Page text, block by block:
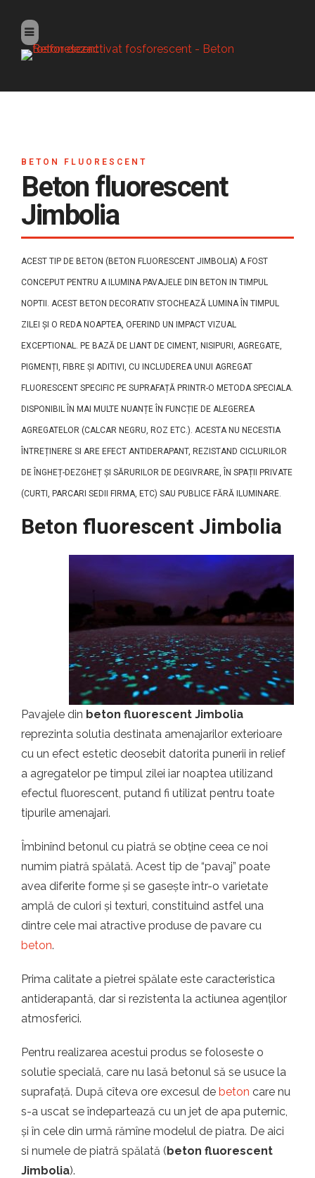
BETON FLUORESCENT
Beton fluorescent
Jimbolia
ACEST TIP DE BETON (BETON FLUORESCENT JIMBOLIA) A FOST
CONCEPUT PENTRU A ILUMINA PAVAJELE DIN BETON IN TIMPUL
NOPTII. ACEST BETON DECORATIV STOCHEAZĂ LUMINA ÎN TIMPUL
ZILEI ȘI O REDA NOAPTEA, OFERIND UN IMPACT VIZUAL
EXCEPTIONAL. PE BAZĂ DE LIANT DE CIMENT, NISIPURI, AGREGATE,
PIGMENȚI, FIBRE ȘI ADITIVI, CU INCLUDEREA UNUI AGREGAT
FLUORESCENT SPECIFIC PE SUPRAFAȚĂ PRINTR-O METODA SPECIALA.
DISPONIBIL ÎN MAI MULTE NUANȚE ÎN FUNCȚIE DE ALEGEREA
AGREGATELOR (CALCAR NEGRU, ROZ ETC.). ACESTA NU NECESTIA
ÎNTREȚINERE SI ARE EFECT ANTIDERAPANT, REZISTAND CICLURILOR
DE ÎNGHEȚ-DEZGHEȚ ȘI SĂRURILOR DE DEGIVRARE, ÎN SPAȚII PRIVATE
(CURTI, PARCARI SEDII FIRMA, ETC) SAU PUBLICE FĂRĂ ILUMINARE.
Beton fluorescent Jimbolia
Pavajele din beton fluorescent Jimbolia
reprezinta solutia destinata amenajarilor exterioare
cu un efect estetic deosebit datorita punerii in relief
a agregatelor pe timpul zilei iar noaptea utilizand
efectul fluorescent, putand fi utilizat pentru toate
tipurile amenajari.
Îmbinînd betonul cu piatră se obține ceea ce noi
numim piatră spălată. Acest tip de “pavaj” poate
avea diferite forme și se gasește într-o varietate
amplă de culori și texturi, constituind astfel una
dintre cele mai atractive produse de pavare cu
beton.
Prima calitate a pietrei spălate este caracteristica
antiderapantă, dar si rezistenta la actiunea agenților
atmosferici.
Pentru realizarea acestui produs se foloseste o
solutie specială, care nu lasă betonul să se usuce la
suprafață. După cîteva ore excesul de beton care nu
s-a uscat se îndepartează cu un jet de apa puternic,
și în cele din urmă rămîne modelul de piatra. De aici
si numele de piatră spălată (beton fluorescent
Jimbolia).